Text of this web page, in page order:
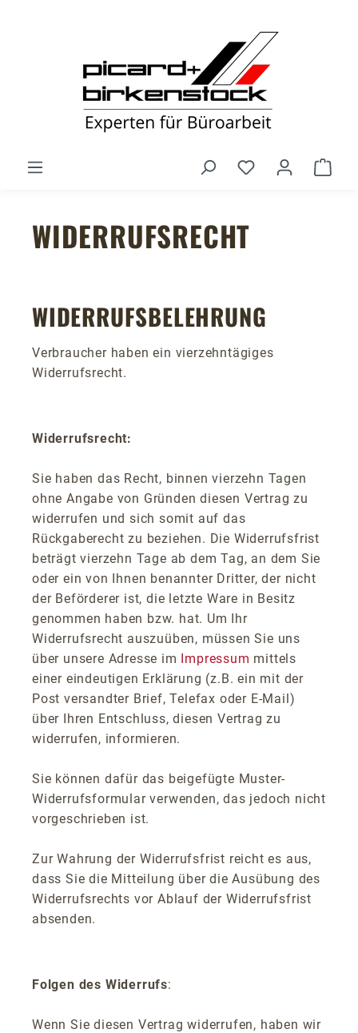
Du hast 0
WIDERRUFSRECHT
WIDERRUFSBELEHRUNG
Verbraucher haben ein vierzehntägiges
Widerrufsrecht.
Widerrufsrecht:
Sie haben das Recht, binnen vierzehn Tagen
ohne Angabe von Gründen diesen Vertrag zu
widerrufen und sich somit auf das
Rückgaberecht zu beziehen. Die Widerrufsfrist
beträgt vierzehn Tage ab dem Tag, an dem Sie
oder ein von Ihnen benannter Dritter, der nicht
der Beförderer ist, die letzte Ware in Besitz
genommen haben bzw. hat. Um Ihr
Widerrufsrecht auszuüben, müssen Sie uns
über unsere Adresse im Impressum mittels
einer eindeutigen Erklärung (z.B. ein mit der
Post versandter Brief, Telefax oder E-Mail)
über Ihren Entschluss, diesen Vertrag zu
widerrufen, informieren.
Sie können dafür das beigefügte Muster-
Widerrufsformular verwenden, das jedoch nicht
vorgeschrieben ist.
Zur Wahrung der Widerrufsfrist reicht es aus,
dass Sie die Mitteilung über die Ausübung des
Widerrufsrechts vor Ablauf der Widerrufsfrist
absenden.
Folgen des Widerrufs:
Wenn Sie diesen Vertrag widerrufen, haben wir